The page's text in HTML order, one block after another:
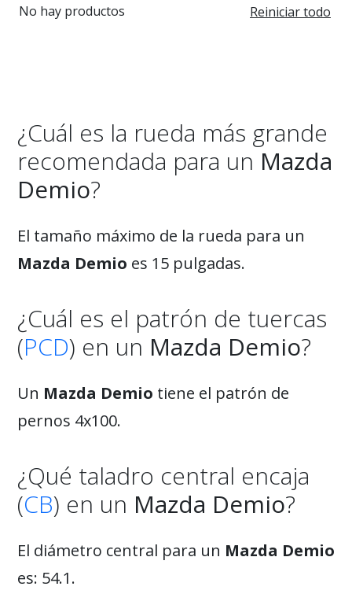
Reiniciar todo
No hay productos
¿Cuál es la rueda más grande
recomendada para un Mazda
Demio?
El tamaño máximo de la rueda para un
Mazda Demio es 15 pulgadas.
¿Cuál es el patrón de tuercas
(PCD) en un Mazda Demio?
Un Mazda Demio tiene el patrón de
pernos 4x100.
¿Qué taladro central encaja
(CB) en un Mazda Demio?
El diámetro central para un Mazda Demio
es: 54.1.